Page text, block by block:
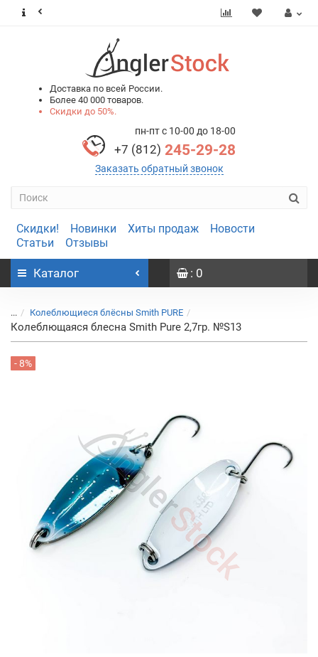
Доставка по всей России.
Более 40 000 товаров.
Скидки до 50%.
пн-пт с 10-00 до 18-00
+7 (812) 245-29-28
Заказать обратный звонок
Скидки! Новинки Хиты продаж
Новости
Статьи
Отзывы
Каталог : 0
... Колеблющиеся блёсны Smith PURE
Колеблющаяся блесна Smith Pure 2,7гр. №S13
- 8%